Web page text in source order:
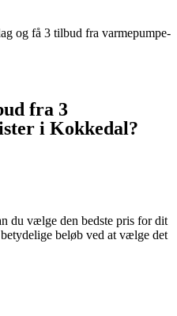
og få 3 tilbud fra varmepumpe-
fra 3
i Kokkedal?
du vælge den bedste pris for dit
beløb ved at vælge det